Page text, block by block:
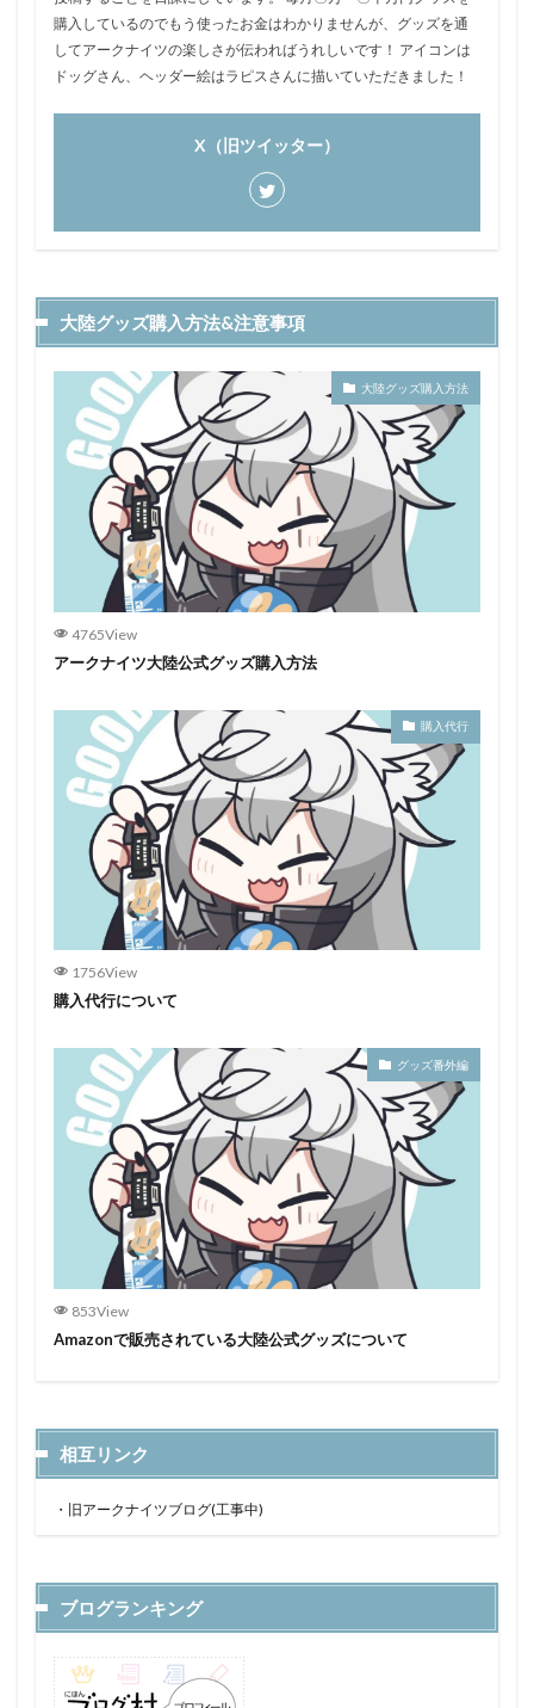
購入しているのでもう使ったお金はわかりませんが、グッズを通
してアークナイツの楽しさが伝わればうれしいです！ アイコンは
ドッグさん、ヘッダー絵はラピスさんに描いていただきました！
X（旧ツイッター）
大陸グッズ購入方法&注意事項
大陸グッズ購入方法
4765View
アークナイツ大陸公式グッズ購入方法
購入代行
1756View
購入代行について
グッズ番外編
853View
Amazonで販売されている大陸公式グッズについて
相互リンク
・ 旧アークナイツブログ(工事中)
ブログランキング